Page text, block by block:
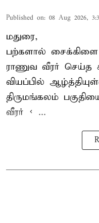
Published on: 08 Aug 2026,
மதுரை,
பற்களால் சைக்கிளை
ராணுவ வீரர் செய்த
வியப்பில்
திருமங்கலம்
வீரர் < ...